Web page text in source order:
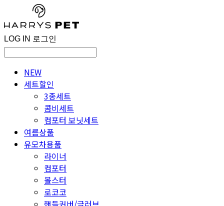
LOG IN 로그인
NEW
세트할인
3종세트
콤비세트
컴포터 보닛세트
여름상품
유모차용품
라이너
컴포터
볼스터
로코코